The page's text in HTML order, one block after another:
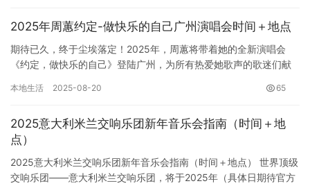
2025年周蕙约定-做快乐的自己广州演唱会时间＋地点
期待已久，终于尘埃落定！2025年，周蕙将带着她的全新演唱会
《约定，做快乐的自己》登陆广州，为所有热爱她歌声的歌迷们献
长、…
本地生活 2025-08-20 65
2025意大利米兰交响乐团新年音乐会指南（时间＋地
点）
2025意大利米兰交响乐团新年音乐会指南（时间＋地点） 世界顶级
交响乐团——意大利米兰交响乐团，将于2025年（具体日期待官方